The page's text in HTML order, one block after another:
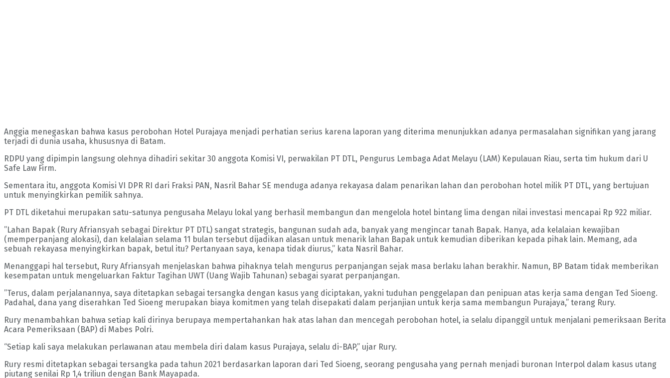
Anggia menegaskan bahwa kasus perobohan Hotel Purajaya menjadi perhatian serius karena laporan yang diterima menunjukkan adanya permasalahan signifikan yang jarang
terjadi di dunia usaha, khususnya di Batam.
RDPU yang dipimpin langsung olehnya dihadiri sekitar 30 anggota Komisi VI, perwakilan PT DTL, Pengurus Lembaga Adat Melayu (LAM) Kepulauan Riau, serta tim hukum dari U
Safe Law Firm.
Sementara itu, anggota Komisi VI DPR RI dari Fraksi PAN, Nasril Bahar SE menduga adanya rekayasa dalam penarikan lahan dan perobohan hotel milik PT DTL, yang bertujuan
untuk menyingkirkan pemilik sahnya.
PT DTL diketahui merupakan satu-satunya pengusaha Melayu lokal yang berhasil membangun dan mengelola hotel bintang lima dengan nilai investasi mencapai Rp 922 miliar.
”Lahan Bapak (Rury Afriansyah sebagai Direktur PT DTL) sangat strategis, bangunan sudah ada, banyak yang mengincar tanah Bapak. Hanya, ada kelalaian kewajiban
(memperpanjang alokasi), dan kelalaian selama 11 bulan tersebut dijadikan alasan untuk menarik lahan Bapak untuk kemudian diberikan kepada pihak lain. Memang, ada
sebuah rekayasa menyingkirkan bapak, betul itu? Pertanyaan saya, kenapa tidak diurus,” kata Nasril Bahar.
Menanggapi hal tersebut, Rury Afriansyah menjelaskan bahwa pihaknya telah mengurus perpanjangan sejak masa berlaku lahan berakhir. Namun, BP Batam tidak memberikan
kesempatan untuk mengeluarkan Faktur Tagihan UWT (Uang Wajib Tahunan) sebagai syarat perpanjangan.
”Terus, dalam perjalanannya, saya ditetapkan sebagai tersangka dengan kasus yang diciptakan, yakni tuduhan penggelapan dan penipuan atas kerja sama dengan Ted Sioeng.
Padahal, dana yang diserahkan Ted Sioeng merupakan biaya komitmen yang telah disepakati dalam perjanjian untuk kerja sama membangun Purajaya,” terang Rury.
Rury menambahkan bahwa setiap kali dirinya berupaya mempertahankan hak atas lahan dan mencegah perobohan hotel, ia selalu dipanggil untuk menjalani pemeriksaan Berita
Acara Pemeriksaan (BAP) di Mabes Polri.
“Setiap kali saya melakukan perlawanan atau membela diri dalam kasus Purajaya, selalu di-BAP,” ujar Rury.
Rury resmi ditetapkan sebagai tersangka pada tahun 2021 berdasarkan laporan dari Ted Sioeng, seorang pengusaha yang pernah menjadi buronan Interpol dalam kasus utang
piutang senilai Rp 1,4 triliun dengan Bank Mayapada.